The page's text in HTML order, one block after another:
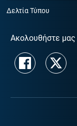
Δελτία Τύπου
Ακολουθήστε μας